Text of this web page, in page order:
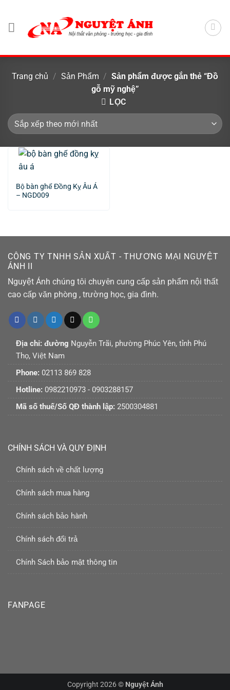
nội
Trang chủ / Sản Phẩm / Sản phẩm được gắn thẻ “Đồ
gỗ mỹ nghệ”
LỌC
Bộ bàn ghế Đồng Kỵ Âu Á
– NGD009
CÔNG TY TNHH SẢN XUẤT - THƯƠNG MẠI NGUYỆT
ÁNH II
Nguyệt Ánh chúng tôi chuyên cung cấp sản phẩm nội thất
cao cấp văn phòng , trường học, gia đình.
Địa chỉ: đường Nguyễn Trãi, phường Phúc Yên, tỉnh Phú
Thọ, Việt Nam
Phone: 02113 869 828
Hotline: 0982210973 - 0903288157
Mã số thuế/Số QĐ thành lập: 2500304881
CHÍNH SÁCH VÀ QUY ĐỊNH
Chính sách về chất lượng
Chính sách mua hàng
Chính sách bảo hành
Chính sách đổi trả
Chính Sách bảo mật thông tin
FANPAGE
Copyright 2026 © Nguyệt Ánh